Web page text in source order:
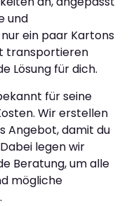
und
ein paar Kartons
transportieren
Lösung für dich.
für seine
Wir erstellen
Angebot, damit du
legen wir
Beratung, um alle
mögliche